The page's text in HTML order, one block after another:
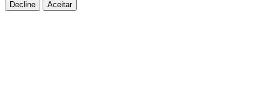
Decline Aceitar